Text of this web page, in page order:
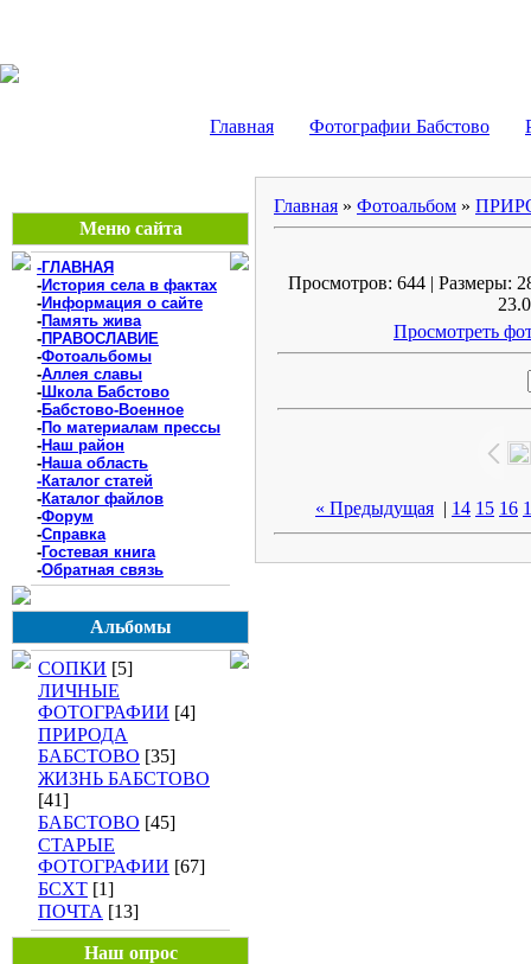
Главная Фотографии Бабстово
Меню сайта
-ГЛАВНАЯ
-История села в фактах
-Информация о сайте
-Память жива
-ПРАВОСЛАВИЕ
-Фотоальбомы
-Аллея славы
-Школа Бабстово
-Бабстово-Военное
-По материалам прессы
-Наш район
-Наша область
-Каталог статей
-Каталог файлов
-Форум
-Справка
-Гостевая книга
-Обратная связь
Альбомы
СОПКИ [5]
ЛИЧНЫЕ
ФОТОГРАФИИ [4]
ПРИРОДА
БАБСТОВО [35]
ЖИЗНЬ БАБСТОВО
[41]
БАБСТОВО [45]
СТАРЫЕ
ФОТОГРАФИИ [67]
БСХТ [1]
ПОЧТА [13]
Наш опрос
Главная » Фотоальбом »
Просмотров: 644 | Размеры:
Просмотреть
« Предыдущая | 14 15 16